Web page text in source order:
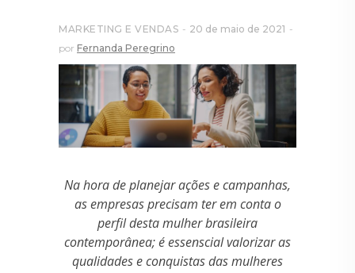
MARKETING E VENDAS
20 de maio de 2021
por Fernanda Peregrino
Na hora de planejar ações e campanhas,
as empresas precisam ter em conta o
perfil desta mulher brasileira
contemporânea; é essenscial valorizar as
qualidades e conquistas das mulheres